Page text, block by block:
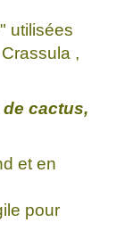
utilisées
,
cactus,
et en
pour